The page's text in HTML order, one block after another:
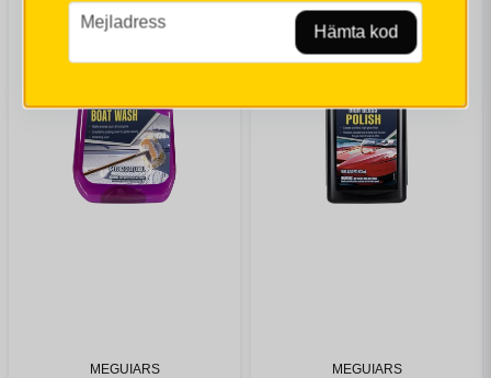
MEGUIARS
MEGUIARS
email
Mejladress
Hämta kod